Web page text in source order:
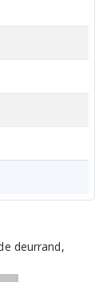
deurrand,